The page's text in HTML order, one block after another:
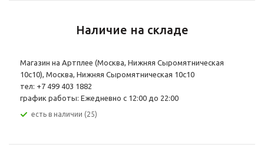
Наличие на складе
Магазин на Артплее (Москва, Нижняя Сыромятническая
10с10), Москва, Нижняя Сыромятническая 10с10
тел: +7 499 403 1882
график работы: Ежедневно с 12:00 до 22:00
Есть в наличии (25)